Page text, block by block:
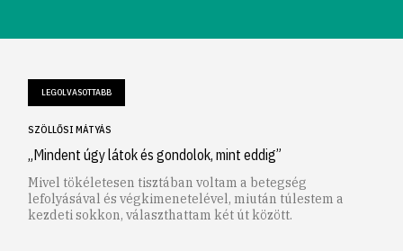
LEGOLVASOTTABB
SZÖLLŐSI MÁTYÁS
„Mindent úgy látok és gondolok, mint eddig”
Mivel tökéletesen tisztában voltam a betegség
lefolyásával és végkimenetelével, miután túlestem a
kezdeti sokkon, választhattam két út között.